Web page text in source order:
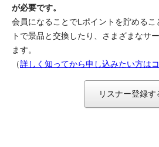
が必要です。
会員になることでLポイントを貯める
トで景品と交換したり、さまざまなサ
ます。
（詳しく知ってから申し込みたい方は
リスナー登録す